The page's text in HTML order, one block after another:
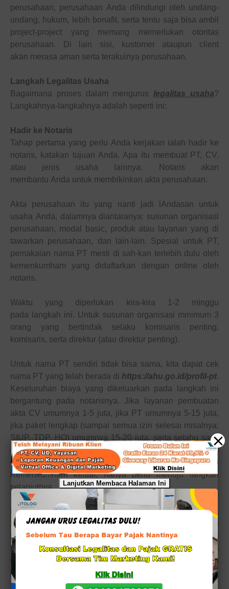
perusahaan, perusahaan Anda dilindungi oleh undang-
undang, hukum, lebih bonafit, serta tentu saja bisa ambil
project-project yang memang memerlukan otoritas
perusahaan. Di lain sisi, kustomer ataupun client
akan merasa aman serta terakuinya perusahaan.
Langkah Legalitas Usaha
Bagaimana proses dalam mengurus legalitas usaha?
Langkahnya-langkahnya adalah seperti ini :
Hadir ke Notaris
Tahap pertama yang perlu Anda kerjakan ialah hadir ke
notaris, katakan tujuan Anda. Apa itu membuat PT, CV,
atau jenis usaha
lainnya. Notaris akan
membantu Anda untuk membikinkan akta perusahaan.
Akta perusahaan itu yang nanti jadi l Andasan untuk
usaha Anda, dalamnya diantaranya: susunan organisasi
perusahaan, modal basic, produk atau layanan yang di
tawarkan perusahaan, dan lain-lain. Spesial untuk PT,
pemakaian nama PT mesti di sah-kan terlebih dulu oleh
kemenkumham yang didaftarkan dengan online oleh
notaris.
Waktu yang diperlukan kira-kira 1-2 minggu
pada
langkah ini. Untuk susunan organisasi minimum 3
orang yang bertindak selaku komisaris penting,
komisaris, serta direktur (atau direktur penting).
Untuk nama PT sendiri tidak bisa sama, kita dapat cek
nama PT yang telah berada di https://ahu.go.id/profil-pt.
Keseluruhan
biaya yang dikeluarkan pada langkah ini
bergantung pada notarisnya. Jika layanan pembuatan
akta CV umumnya 1-5 juta, jika PT umumnya 5-15 juta,
jika paket
lengkap (sampai semua izin selesai misalnya:
SIUP, TDP, HO) umumnya 15-20 juta, serta setahu saya
ada yang spesial umkm sekarang ini denganbiayayang
tambah murah untuk pembuatan PT tipeumkm. Saat SK
Kemenkumham keluar,hanya perlu menuju langkah
selanjutnya.
Pembuatan Bertempat Perusahaan
Sesudah akta serta SK Kemenkumham keluar, datanglah
ke RT ditempat untuk mengawali proses pembuatan
bertempat perusahaan. RT ditempat umumnya akan
memberi formulir serta kriteria untuk pembuatan
bertempat, persyaratannya diantaranya:
lFormulir Bertempat Perusahaan
Lanjutkan Membaca Halaman Ini